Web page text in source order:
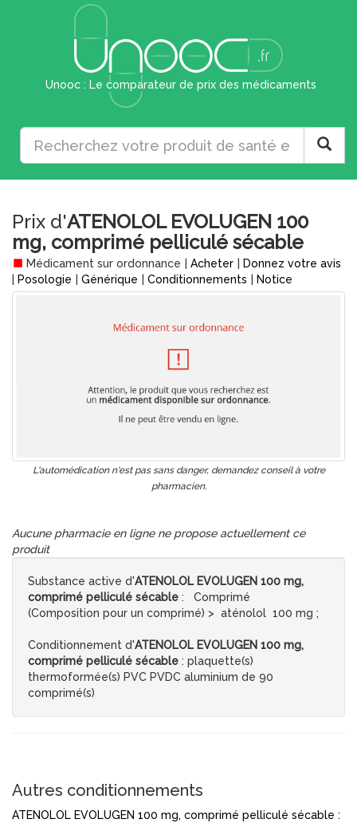
Unooc : Le comparateur de prix des médicaments
Prix d'ATENOLOL EVOLUGEN 100
mg, comprimé pelliculé sécable
Médicament sur ordonnance Acheter
Donnez votre avis
Posologie Générique Conditionnements Notice
L'automédication n'est pas sans danger, demandez conseil à votre
pharmacien.
Aucune pharmacie en ligne ne propose actuellement ce
produit
Substance active d'ATENOLOL EVOLUGEN 100 mg,
comprimé pelliculé sécable : Comprimé
(Composition pour un comprimé) > aténolol 100 mg ;
Conditionnement d'ATENOLOL EVOLUGEN 100 mg,
comprimé pelliculé sécable : plaquette(s)
thermoformée(s) PVC PVDC aluminium de 90
comprimé(s)
Autres conditionnements
ATENOLOL EVOLUGEN 100 mg, comprimé pelliculé sécable :